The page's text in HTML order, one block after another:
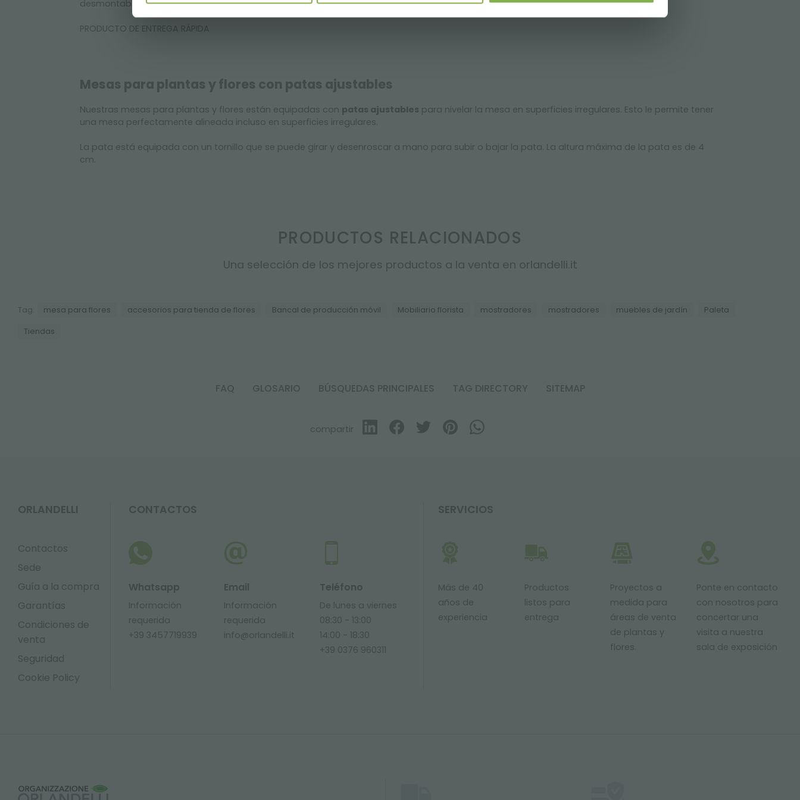
desmontables Ø 80 mm.
PRODUCTO DE ENTREGA RÁPIDA
Mesas para plantas y flores con patas ajustables
Nuestras mesas para plantas y flores están equipadas con patas ajustables para nivelar la mesa en superficies irregulares. Esto le permite tener
una mesa perfectamente alineada incluso en superficies irregulares.
La pata está equipada con un tornillo que se puede girar y desenroscar a mano para subir o bajar la pata. La altura máxima de la pata es de 4
cm.
PRODUCTOS RELACIONADOS
Una selección de los mejores productos a la venta en orlandelli.it
Tag: mesa para flores accesorios para tienda de flores Bancal de producción móvil Mobiliario florista mostradores mostradores muebles de jardín Paleta
Tiendas
FAQ GLOSARIO BÚSQUEDAS PRINCIPALES TAG DIRECTORY SITEMAP
compartir
ORLANDELLI
Contactos
Sede
Guía a la compra
Garantías
Condiciones de
venta
Seguridad
Cookie Policy
CONTACTOS
Whatsapp
Información
requerida
+39 3457719939
Email
Información
requerida
info@orlandelli.it
Teléfono
De lunes a viernes
08:30 - 13:00
14:00 - 18:30
+39 0376 960311
SERVICIOS
Más de 40
años de
experiencia
Productos
listos para
entrega
Proyectos a
medida para
áreas de venta
de plantas y
flores.
Ponte en contacto
con nosotros para
concertar una
visita a nuestra
sala de exposición